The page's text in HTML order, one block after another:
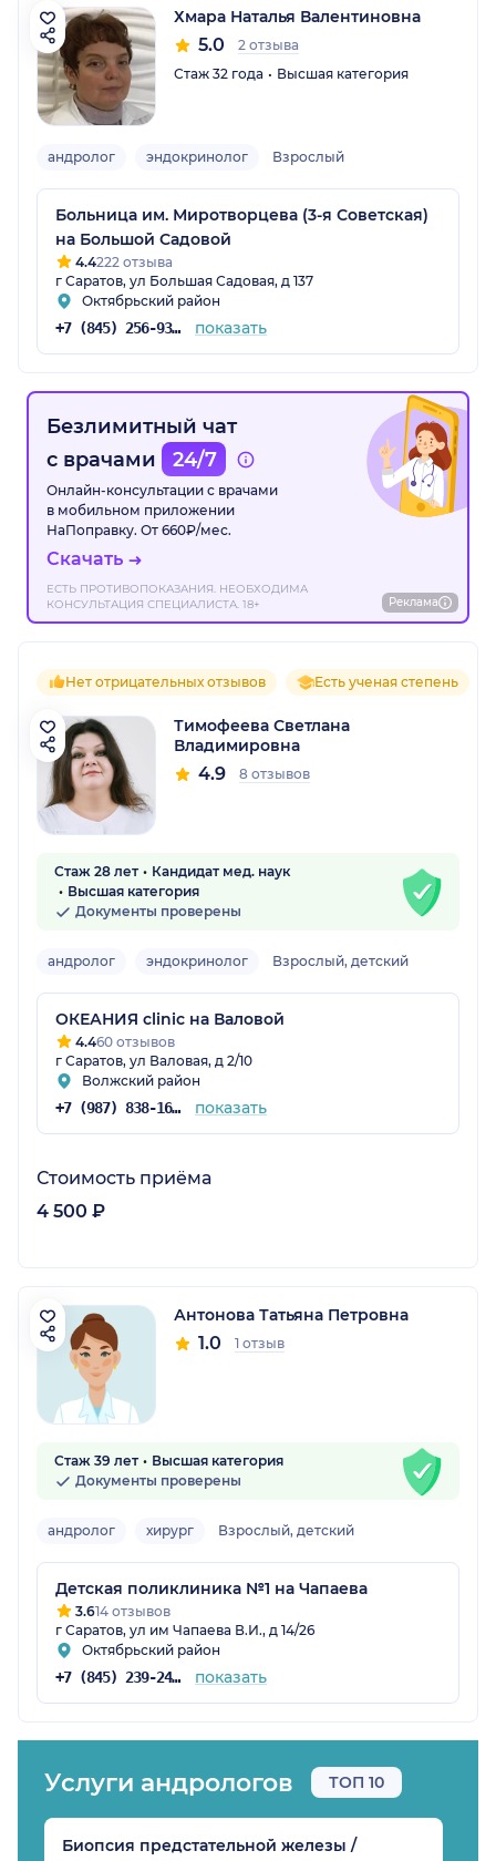
Хмара Наталья Валентиновна
5.0
2 отзыва
Стаж 32 года
Высшая категория
андролог эндокринолог Взрослый
Больница им. Миротворцева (3-я Советская)
на Большой Садовой
4.4222 отзыва
г Саратов, ул Большая Садовая, д 137
Октябрьский район
+7 (845) 256-93-56 показать
Безлимитный чат
с врачами
24/7
Онлайн-консультации с врачами
в мобильном приложении
НаПоправку. От 660₽/мес.
Скачать
ЕСТЬ ПРОТИВОПОКАЗАНИЯ. НЕОБХОДИМА
КОНСУЛЬТАЦИЯ СПЕЦИАЛИСТА. 18+
Реклама
Нет отрицательных отзывов Есть ученая степень
Тимофеева Светлана
Владимировна
4.9 8 отзывов
Стаж 28 лет
Кандидат мед. наук
Высшая категория
Документы проверены
андролог эндокринолог Взрослый, детский
ОКЕАНИЯ clinic на Валовой
4.460 отзывов
г Саратов, ул Валовая, д 2/10
Волжский район
+7 (987) 838-16-00 показать
Стоимость приёма
4 500 ₽
Антонова Татьяна Петровна
1.0 1 отзыв
Стаж 39 лет
Высшая категория
Документы проверены
андролог хирург Взрослый, детский
Детская поликлиника №1 на Чапаева
3.614 отзывов
г Саратов, ул им Чапаева В.И., д 14/26
Октябрьский район
+7 (845) 239-24-62 показать
Услуги андрологов ТОП 10
Биопсия предстательной железы /